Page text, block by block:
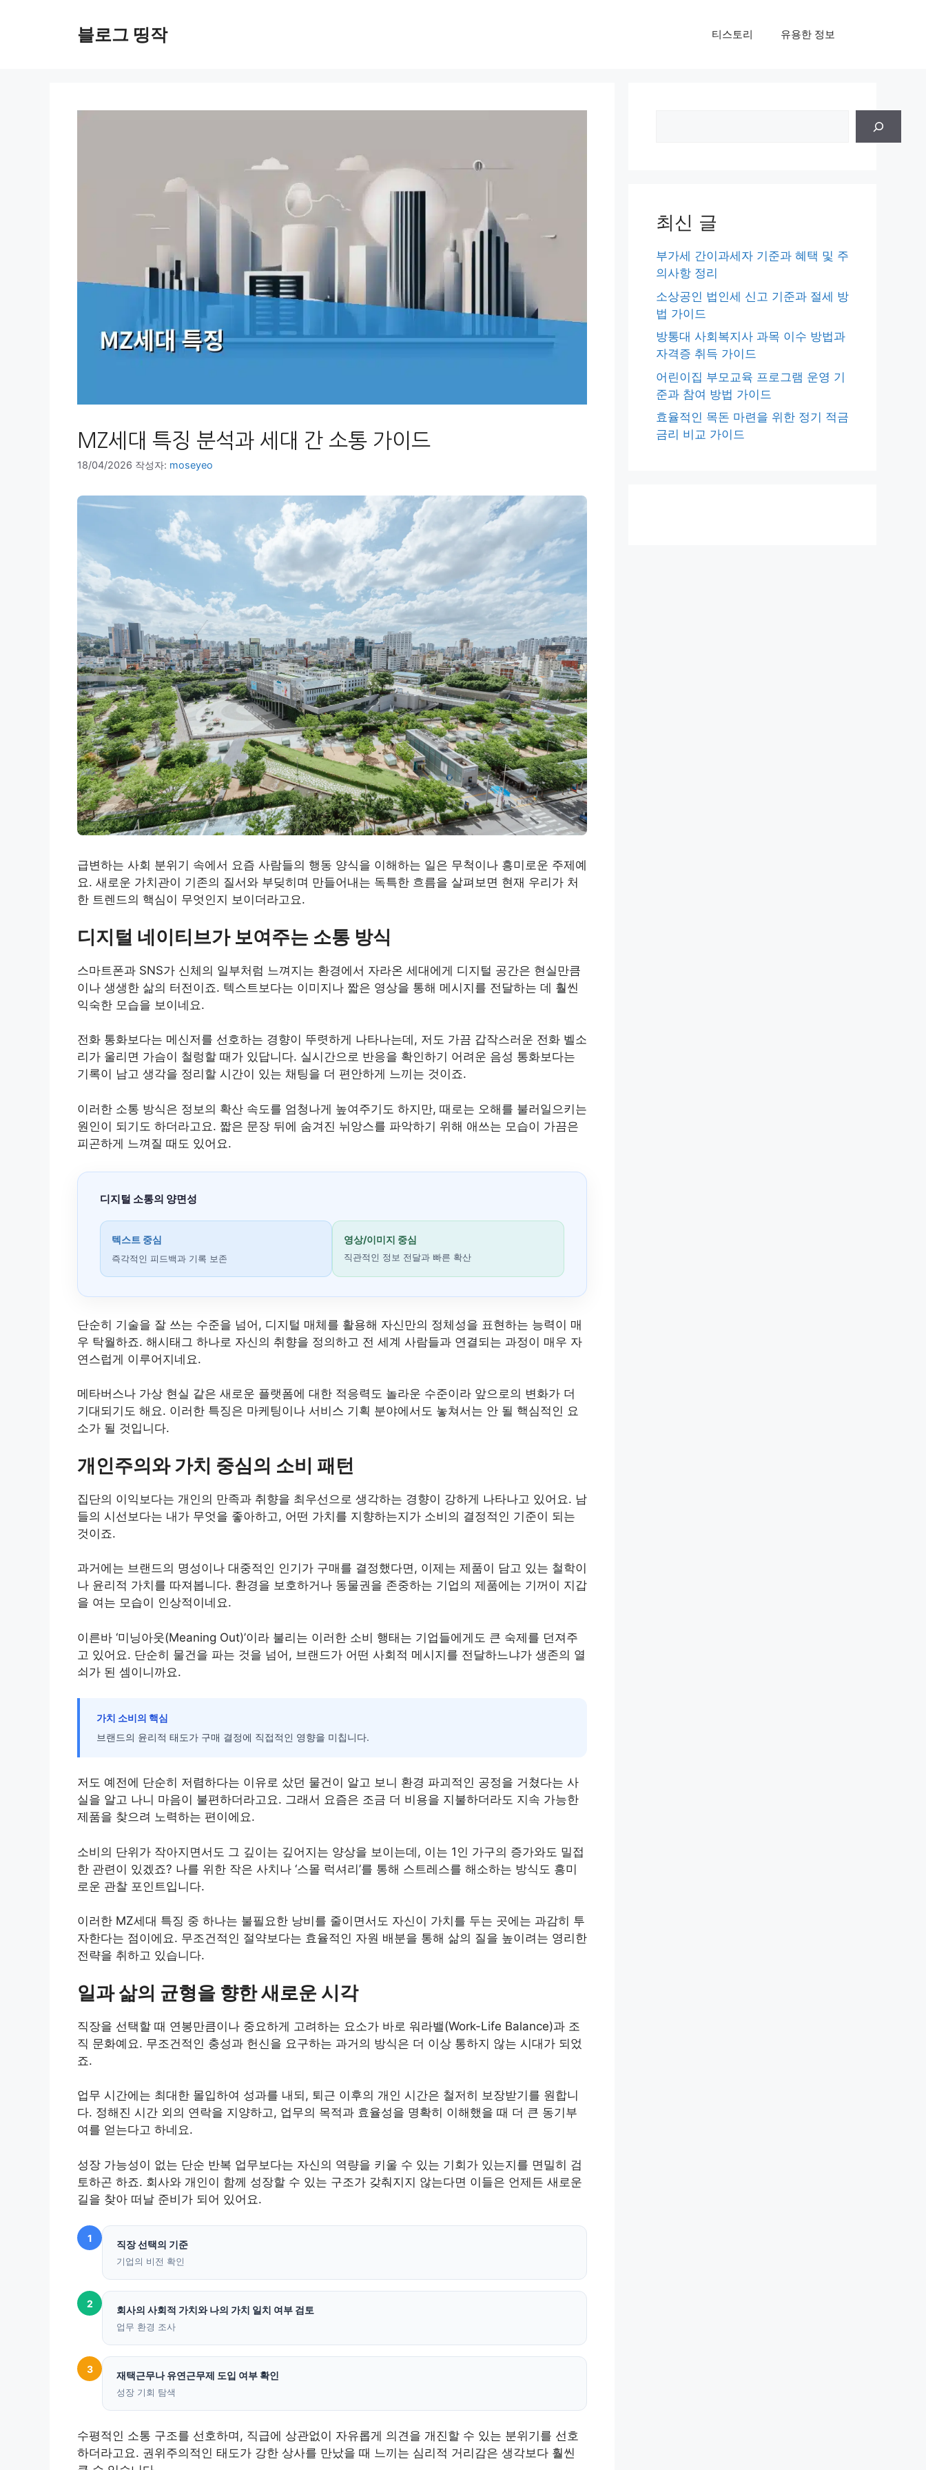
블로그 띵작 티스토리 유용한 정보
MZ세대 특징 분석과 세대 간 소통 가이드
18/04/2026 작성자: moseyeo
급변하는 사회 분위기 속에서 요즘 사람들의 행동 양식을 이해하는 일은 무척이나 흥미로운 주제예
요. 새로운 가치관이 기존의 질서와 부딪히며 만들어내는 독특한 흐름을 살펴보면 현재 우리가 처
한 트렌드의 핵심이 무엇인지 보이더라고요.
디지털 네이티브가 보여주는 소통 방식
스마트폰과 SNS가 신체의 일부처럼 느껴지는 환경에서 자라온 세대에게 디지털 공간은 현실만큼
이나 생생한 삶의 터전이죠. 텍스트보다는 이미지나 짧은 영상을 통해 메시지를 전달하는 데 훨씬
익숙한 모습을 보이네요.
전화 통화보다는 메신저를 선호하는 경향이 뚜렷하게 나타나는데, 저도 가끔 갑작스러운 전화 벨소
리가 울리면 가슴이 철렁할 때가 있답니다. 실시간으로 반응을 확인하기 어려운 음성 통화보다는
기록이 남고 생각을 정리할 시간이 있는 채팅을 더 편안하게 느끼는 것이죠.
이러한 소통 방식은 정보의 확산 속도를 엄청나게 높여주기도 하지만, 때로는 오해를 불러일으키는
원인이 되기도 하더라고요. 짧은 문장 뒤에 숨겨진 뉘앙스를 파악하기 위해 애쓰는 모습이 가끔은
피곤하게 느껴질 때도 있어요.
디지털 소통의 양면성
텍스트 중심
즉각적인 피드백과 기록 보존
영상/이미지 중심
직관적인 정보 전달과 빠른 확산
단순히 기술을 잘 쓰는 수준을 넘어, 디지털 매체를 활용해 자신만의 정체성을 표현하는 능력이 매
우 탁월하죠. 해시태그 하나로 자신의 취향을 정의하고 전 세계 사람들과 연결되는 과정이 매우 자
연스럽게 이루어지네요.
메타버스나 가상 현실 같은 새로운 플랫폼에 대한 적응력도 놀라운 수준이라 앞으로의 변화가 더
기대되기도 해요. 이러한 특징은 마케팅이나 서비스 기획 분야에서도 놓쳐서는 안 될 핵심적인 요
소가 될 것입니다.
개인주의와 가치 중심의 소비 패턴
집단의 이익보다는 개인의 만족과 취향을 최우선으로 생각하는 경향이 강하게 나타나고 있어요. 남
들의 시선보다는 내가 무엇을 좋아하고, 어떤 가치를 지향하는지가 소비의 결정적인 기준이 되는
것이죠.
과거에는 브랜드의 명성이나 대중적인 인기가 구매를 결정했다면, 이제는 제품이 담고 있는 철학이
나 윤리적 가치를 따져봅니다. 환경을 보호하거나 동물권을 존중하는 기업의 제품에는 기꺼이 지갑
을 여는 모습이 인상적이네요.
이른바 ‘미닝아웃(Meaning Out)’이라 불리는 이러한 소비 행태는 기업들에게도 큰 숙제를 던져주
고 있어요. 단순히 물건을 파는 것을 넘어, 브랜드가 어떤 사회적 메시지를 전달하느냐가 생존의 열
쇠가 된 셈이니까요.
가치 소비의 핵심
브랜드의 윤리적 태도가 구매 결정에 직접적인 영향을 미칩니다.
저도 예전에 단순히 저렴하다는 이유로 샀던 물건이 알고 보니 환경 파괴적인 공정을 거쳤다는 사
실을 알고 나니 마음이 불편하더라고요. 그래서 요즘은 조금 더 비용을 지불하더라도 지속 가능한
제품을 찾으려 노력하는 편이에요.
소비의 단위가 작아지면서도 그 깊이는 깊어지는 양상을 보이는데, 이는 1인 가구의 증가와도 밀접
한 관련이 있겠죠? 나를 위한 작은 사치나 ‘스몰 럭셔리’를 통해 스트레스를 해소하는 방식도 흥미
로운 관찰 포인트입니다.
이러한 MZ세대 특징 중 하나는 불필요한 낭비를 줄이면서도 자신이 가치를 두는 곳에는 과감히 투
자한다는 점이에요. 무조건적인 절약보다는 효율적인 자원 배분을 통해 삶의 질을 높이려는 영리한
전략을 취하고 있습니다.
일과 삶의 균형을 향한 새로운 시각
직장을 선택할 때 연봉만큼이나 중요하게 고려하는 요소가 바로 워라밸(Work-Life Balance)과 조
직 문화예요. 무조건적인 충성과 헌신을 요구하는 과거의 방식은 더 이상 통하지 않는 시대가 되었
죠.
업무 시간에는 최대한 몰입하여 성과를 내되, 퇴근 이후의 개인 시간은 철저히 보장받기를 원합니
다. 정해진 시간 외의 연락을 지양하고, 업무의 목적과 효율성을 명확히 이해했을 때 더 큰 동기부
여를 얻는다고 하네요.
성장 가능성이 없는 단순 반복 업무보다는 자신의 역량을 키울 수 있는 기회가 있는지를 면밀히 검
토하곤 하죠. 회사와 개인이 함께 성장할 수 있는 구조가 갖춰지지 않는다면 이들은 언제든 새로운
길을 찾아 떠날 준비가 되어 있어요.
1
직장 선택의 기준
기업의 비전 확인
2
회사의 사회적 가치와 나의 가치 일치 여부 검토
업무 환경 조사
3
재택근무나 유연근무제 도입 여부 확인
성장 기회 탐색
수평적인 소통 구조를 선호하며, 직급에 상관없이 자유롭게 의견을 개진할 수 있는 분위기를 선호
하더라고요. 권위주의적인 태도가 강한 상사를 만났을 때 느끼는 심리적 거리감은 생각보다 훨씬
최신 글
부가세 간이과세자 기준과 혜택 및 주
의사항 정리
소상공인 법인세 신고 기준과 절세 방
법 가이드
방통대 사회복지사 과목 이수 방법과
자격증 취득 가이드
어린이집 부모교육 프로그램 운영 기
준과 참여 방법 가이드
효율적인 목돈 마련을 위한 정기 적금
금리 비교 가이드